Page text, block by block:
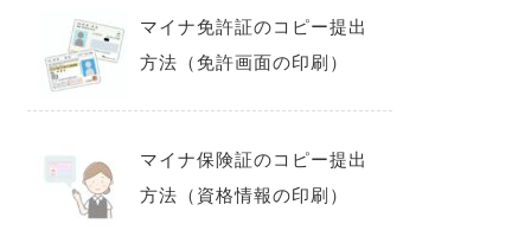
マイナ免許証のコピー提出
方法（免許画面の印刷）
マイナ保険証のコピー提出
方法（資格情報の印刷）